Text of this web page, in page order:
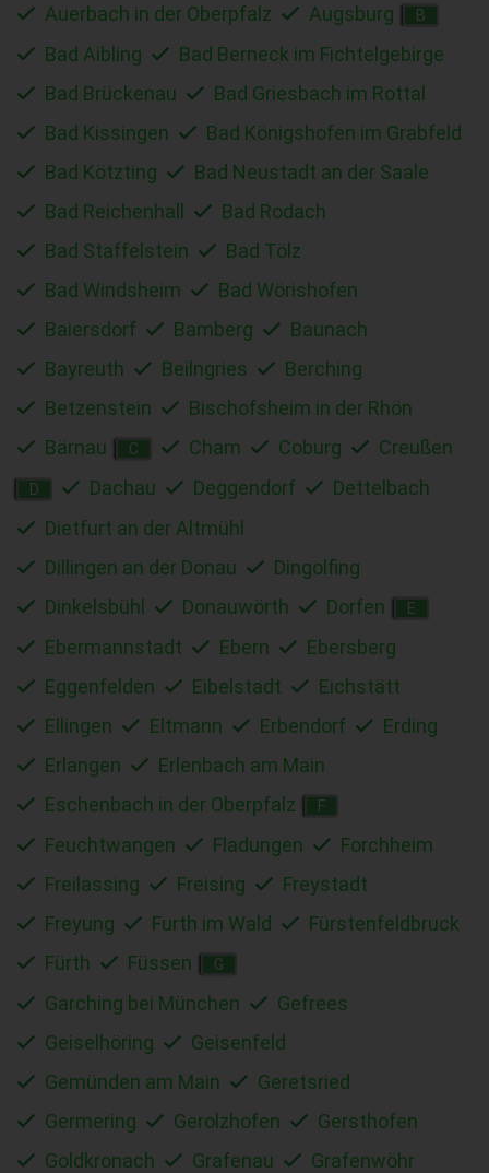
Auerbach in der Oberpfalz
Augsburg B
Bad Aibling
Bad Berneck im Fichtelgebirge
Bad Brückenau
Bad Griesbach im Rottal
Bad Kissingen
Bad Königshofen im Grabfeld
Bad Kötzting
Bad Neustadt an der Saale
Bad Reichenhall
Bad Rodach
Bad Staffelstein
Bad Tölz
Bad Windsheim
Bad Wörishofen
Baiersdorf
Bamberg
Baunach
Bayreuth
Beilngries
Berching
Betzenstein
Bischofsheim in der Rhön
Bärnau
C Cham Coburg Creußen
D Dachau Deggendorf
Dettelbach
Dietfurt an der Altmühl
Dillingen an der Donau
Dingolfing
Dinkelsbühl
Donauwörth Dorfen E
Ebermannstadt Ebern
Ebersberg
Eggenfelden
Eibelstadt
Eichstätt
Ellingen
Eltmann Erbendorf
Erding
Erlangen
Erlenbach am Main
Eschenbach in der Oberpfalz
F
Feuchtwangen Fladungen
Forchheim
Freilassing
Freising
Freystadt
Freyung
Furth im Wald
Fürstenfeldbruck
Fürth
Füssen G
Garching bei München
Gefrees
Geiselhöring
Geisenfeld
Gemünden am Main
Geretsried
Germering
Gerolzhofen
Gersthofen
Goldkronach
Grafenau
Grafenwöhr